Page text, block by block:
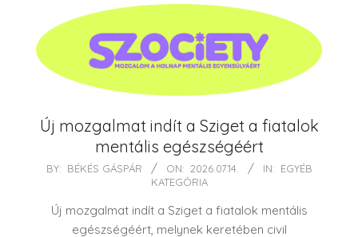
Új mozgalmat indít a Sziget a fiatalok
mentális egészségéért
2026-
BY: BÉKÉS GÁSPÁR ON: 2026.07.14. IN: EGYÉB
KATEGÓRIA
Új mozgalmat indít a Sziget a fiatalok mentális
egészségéért, melynek keretében civil